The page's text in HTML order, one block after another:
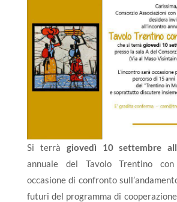
Si terrà giovedì 10 settembre
annuale del Tavolo Trentino
occasione di confronto
futuri del programma di